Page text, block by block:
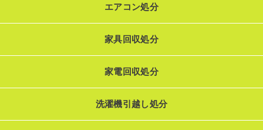
エアコン処分
家具回収処分
家電回収処分
洗濯機引越し処分